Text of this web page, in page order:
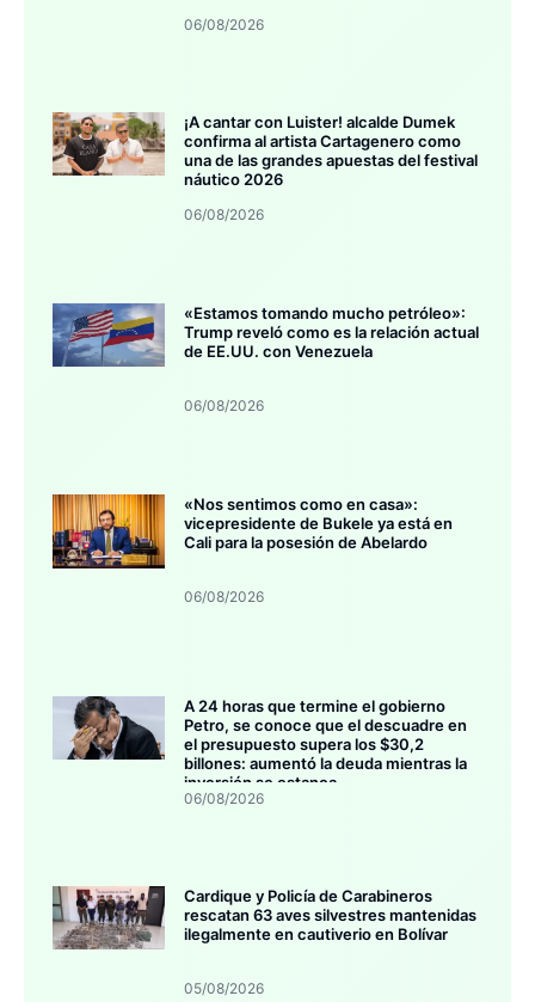
06/08/2026
¡A cantar con Luister! alcalde Dumek
confirma al artista Cartagenero como
una de las grandes apuestas del festival
náutico 2026
06/08/2026
«Estamos tomando mucho petróleo»:
Trump reveló como es la relación actual
de EE.UU. con Venezuela
06/08/2026
«Nos sentimos como en casa»:
vicepresidente de Bukele ya está en
Cali para la posesión de Abelardo
06/08/2026
A 24 horas que termine el gobierno
Petro, se conoce que el descuadre en
el presupuesto supera los $30,2
billones: aumentó la deuda mientras la
inversión se estanca
06/08/2026
Cardique y Policía de Carabineros
rescatan 63 aves silvestres mantenidas
ilegalmente en cautiverio en Bolívar
05/08/2026